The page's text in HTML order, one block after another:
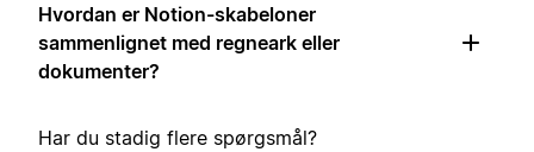
Hvordan er Notion-skabeloner
sammenlignet med regneark eller
dokumenter?
Har du stadig flere spørgsmål?